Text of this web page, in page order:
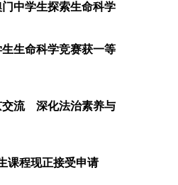
中学生探索生命科学
生命科学竞赛获一等
交流 深化法治素养与
课程现正接受申请